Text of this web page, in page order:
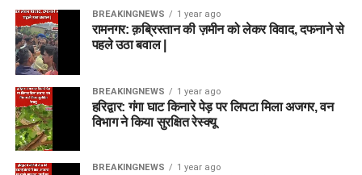
BREAKINGNEWS 1 year ago
रामनगर: क़ब्रिस्तान की ज़मीन को लेकर विवाद, दफनाने से
पहले उठा बवाल |
BREAKINGNEWS 1 year ago
हरिद्वार: गंगा घाट किनारे पेड़ पर लिपटा मिला अजगर, वन
विभाग ने किया सुरक्षित रेस्क्यू
BREAKINGNEWS 1 year ago